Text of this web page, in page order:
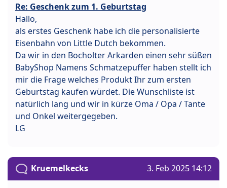
Re: Geschenk zum 1. Geburtstag
Hallo,
als erstes Geschenk habe ich die personalisierte
Eisenbahn von Little Dutch bekommen.
Da wir in den Bocholter Arkarden einen sehr süßen
BabyShop Namens Schmatzepuffer haben stellt ich
mir die Frage welches Produkt Ihr zum ersten
Geburtstag kaufen würdet. Die Wunschliste ist
natürlich lang und wir in kürze Oma / Opa / Tante
und Onkel weitergegeben.
LG
Kruemelkecks 3. Feb 2025 14:12